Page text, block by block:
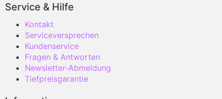
Service & Hilfe
Kontakt
Serviceversprechen
Kundenservice
Fragen & Antworten
Newsletter-Abmeldung
Tiefpreisgarantie